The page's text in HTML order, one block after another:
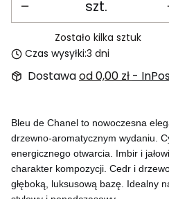
szt.
Zostało kilka sztuk
Czas wysyłki:3 dni
Dostawaod 0,00 zł -
Bleu de Chanel to nowoczesna
drzewno-aromatycznym wydaniu.
energicznego otwarcia. Imbir i
charakter kompozycji. Cedr i
głęboką, luksusową bazę. Idealny